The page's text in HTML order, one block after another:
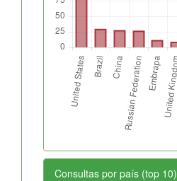
Consultas por país (top 10)